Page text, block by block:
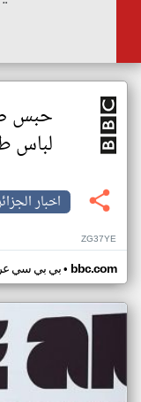
حبس
لباس
اخبار
ZG37YE
بي بي سي• bbc.com